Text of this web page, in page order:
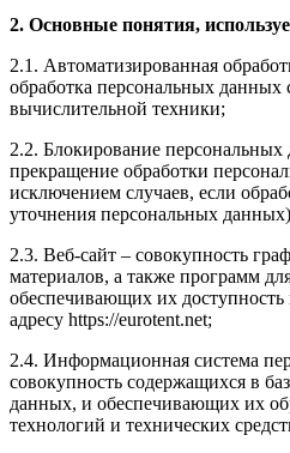
2. Основные понятия,
2.1. Автоматизированная
обработка персональных
вычислительной техники;
2.2. Блокирование
прекращение обработки
исключением случаев, если
уточнения персональных
2.3. Веб-сайт – совокупность
материалов, а также программ
обеспечивающих их доступность
адресу https://eurotent.net;
2.4. Информационная система
совокупность содержащихся в
данных, и обеспечивающих их
технологий и технических